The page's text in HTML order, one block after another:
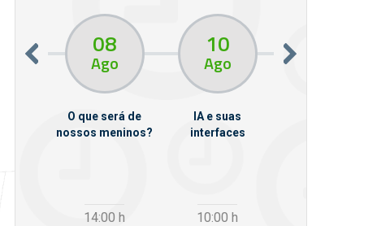
08
Ago
O que será de
nossos meninos?
14:00 h
10
Ago
IA e suas
interfaces
10:00 h